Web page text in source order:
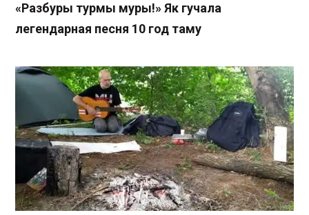
«Разбуры турмы муры!» Як гучала
легендарная песня 10 год таму